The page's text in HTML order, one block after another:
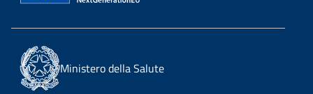
Ministero della Salute